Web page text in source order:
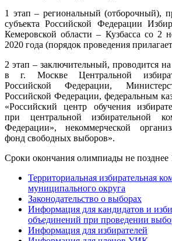
1 этап – региональный (отборочный),
субъекта Российской Федерации
Кемеровской области – Кузбасса со 2
2020 года (порядок проведения
2 этап – заключительный, проводится
в г. Москве Центральной
Российской Федерации,
Российской Федерации, федеральным
«Российский центр обучения
при центральной избирательной
Федерации», некоммерческой
фонд свободных выборов».
Сроки окончания олимпиады не позднее
Территориальная избирательная
муниципального округа
Законодательство о выборах
Информация для кандидатов и
объединений при проведении
Информация для избирателей